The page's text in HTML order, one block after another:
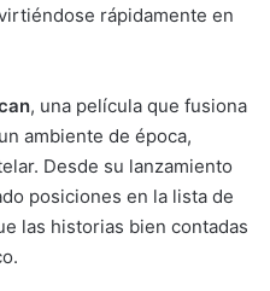
rápidamente en
, una película que fusiona
ambiente de época,
Desde su lanzamiento
posiciones en la lista de
las historias bien contadas